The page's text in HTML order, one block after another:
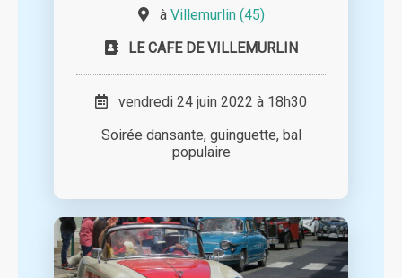
à Villemurlin (45)
LE CAFE DE VILLEMURLIN
vendredi 24 juin 2022 à 18h30
Soirée dansante, guinguette, bal
populaire